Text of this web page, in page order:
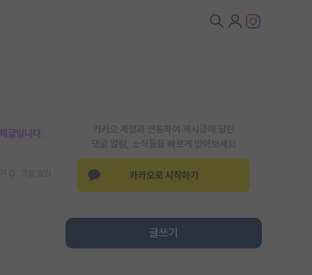
카카오 계정과 연동하여 게시글에 달린
댓글 알람, 소식등을 빠르게 받아보세요
카카오로 시작하기
글쓰기
글입니다.